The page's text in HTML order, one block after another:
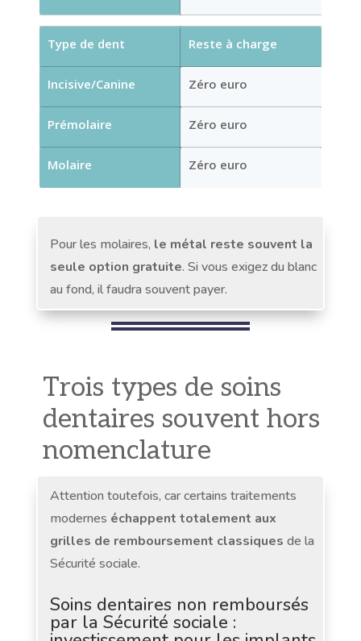
Type de dent
Incisive/Canine
Prémolaire
Molaire
Reste à charge
Zéro euro
Zéro euro
Zéro euro
Pour les molaires, le métal reste souvent la
seule option gratuite. Si vous exigez du blanc
au fond, il faudra souvent payer.
Trois types de soins
dentaires souvent hors
nomenclature
Attention toutefois, car certains traitements
modernes échappent totalement aux
grilles de remboursement classiques de la
Sécurité sociale.
Soins dentaires non remboursés
par la Sécurité sociale :